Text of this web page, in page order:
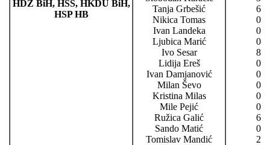
HDZ BiH, HSS, HKDU BiH,
HSP HB
Tanja Grbešić
Nikica Tomas
Ivan Landeka
Ljubica Marić
Ivo Sesar
Lidija Ereš
Ivan Damjanović
Milan Ševo
Kristina Milas
Mile Pejić
Ružica Galić
Sando Matić
Tomislav Mandić
6
0
0
0
8
0
0
0
0
0
6
0
2